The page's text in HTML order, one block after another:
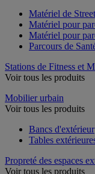
Matériel de
Matériel pour
Matériel pour
Parcours de
Stations de Fitness et
Voir tous les produits
Mobilier urbain
Voir tous les produits
Bancs d'extérieur
Tables
Propreté des espaces
Voir tous les produits